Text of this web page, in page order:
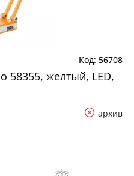
56708
58355, желтый, LED,
архив